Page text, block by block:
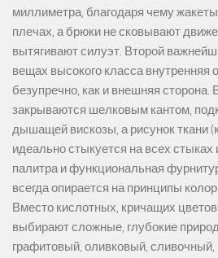
миллиметра, благодаря чему
плечах, а брюки не сковывают
вытягивают силуэт. Второй
вещах высокого класса внутренняя
безупречно, как и внешняя
закрываются шелковым кантом,
дышащей вискозы, а рисунок ткани
идеально стыкуется на всех
палитра и функциональная
всегда опирается на принципы
Вместо кислотных, кричащих
выбирают сложные, глубокие
графитовый, оливковый, сливочный,